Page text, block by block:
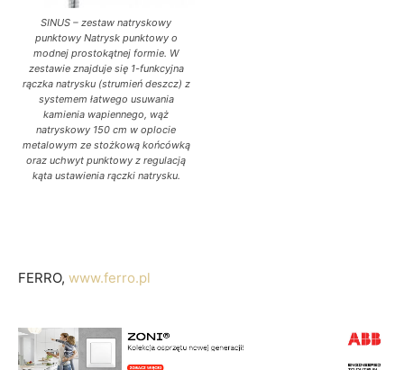
SINUS – zestaw natryskowy
punktowy Natrysk punktowy o
modnej prostokątnej formie. W
zestawie znajduje się 1-funkcyjna
rączka natrysku (strumień deszcz) z
systemem łatwego usuwania
kamienia wapiennego, wąż
natryskowy 150 cm w oplocie
metalowym ze stożkową końcówką
oraz uchwyt punktowy z regulacją
kąta ustawienia rączki natrysku.
FERRO, www.ferro.pl